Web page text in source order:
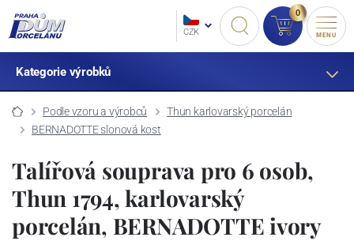
CZK
0
MENU
Kategorie výrobků
Podle vzoru a výrobců
Thun karlovarský porcelán
BERNADOTTE slonová kost
Talířová souprava pro 6 osob,
Thun 1794, karlovarský
porcelán, BERNADOTTE ivory